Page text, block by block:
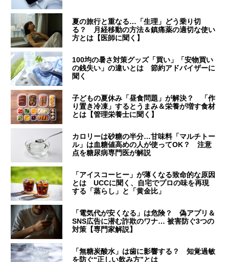
夏の旅行と重なる…「生理」どう乗り切
る？ 月経移動の方法＆鎮痛薬の適切な使い
方とは【医師に聞く】
100均の暑さ対策グッズ「買い」「安物買い
の銭失い」の違いとは 節約アドバイザーに
聞く
子どもの夏休み「昼食問題」が解決？ 「作
り置き冷凍」するとうまみ＆栄養が増す食材
とは【管理栄養士に聞く】
カロリーは砂糖の半分…甘味料「マルチトー
ル」は血糖値高めの人が使ってOK？ 注意
点を糖尿病専門医が解説
「アイスコーヒー」が薄くなる致命的な原因
とは UCCに聞く、自宅でプロの味を再現
する「蒸らし」と「黄金比」
「電気代が安くなる」は危険？ 偽アプリ＆
SNS広告に潜む詐欺のワナ… 被害防ぐ3つの
対策【専門家解説】
「無糖炭酸水」は歯に影響する？ 知覚過敏
を防ぐ“正しい飲み方”とは